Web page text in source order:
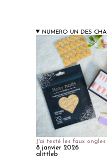
NUMERO UN DES
J'ai testé les faux ongles
8 janvier 2026
alittleb